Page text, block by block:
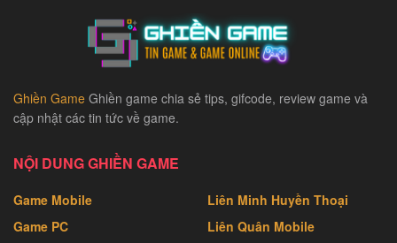
Ghiền Game Ghiền game chia sẻ tips, gifcode, review game và
cập nhật các tin tức về game.
NỘI DUNG GHIỀN GAME
Game Mobile
Game PC
Liên Minh Huyền Thoại
Liên Quân Mobile